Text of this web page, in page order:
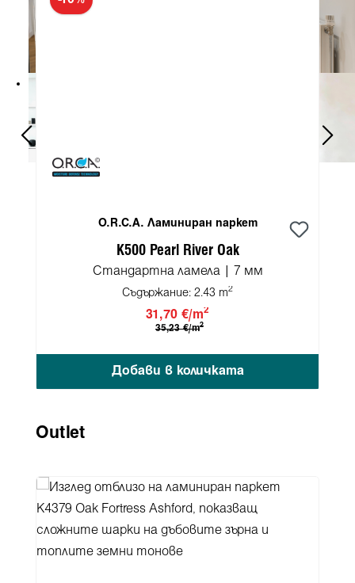
O.R.C.A. Ламиниран паркет
K500 Pearl River Oak
Стандартна ламела | 7 мм
Съдържание: 2.43 m2
31,70 €/m2
35,23 €/m2
Добави в количката
Пропуснете продуктовата галерия
Outlet